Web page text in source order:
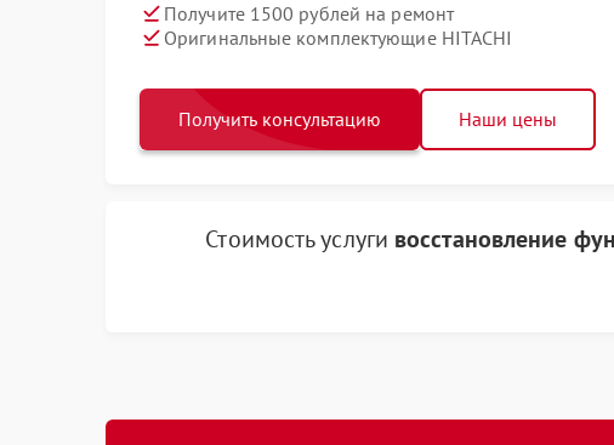
Получите 1500 рублей на ремонт
Оригинальные комплектующие HITACHI
Получить консультацию Наши цены
Стоимость услуги восстановление